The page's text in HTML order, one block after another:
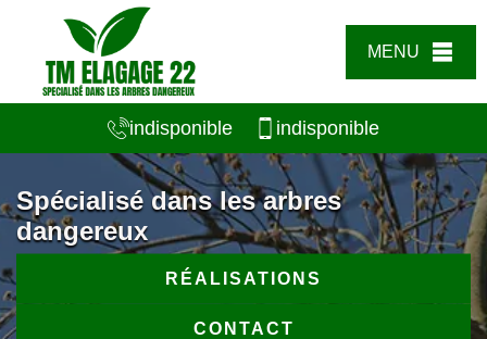
MENU
indisponible indisponible
Spécialisé dans les arbres
dangereux
RÉALISATIONS
CONTACT